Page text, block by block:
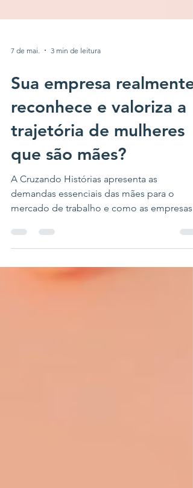
Sua empresa realmente
reconhece e valoriza a
trajetória de mulheres
que são mães?
A Cruzando Histórias apresenta as
demandas essenciais das mães para o
mercado de trabalho e como as empresas
podem construir ambientes que sustentem